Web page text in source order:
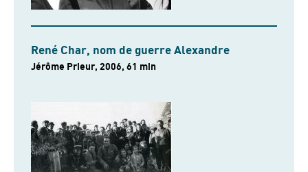
René Char, nom de guerre Alexandre
Jérôme Prieur, 2006, 61 min